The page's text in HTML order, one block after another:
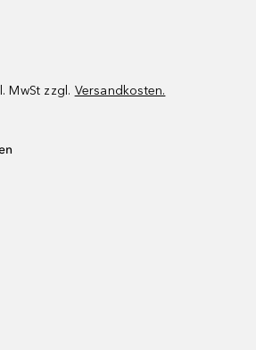
MwSt zzgl. Versandkosten.